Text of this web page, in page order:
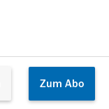
Zum Abo